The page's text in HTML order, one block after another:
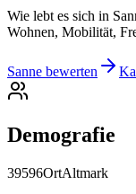
Wie lebt es sich in
Wohnen, Mobilität,
Sanne bewerten
Demografie
39596OrtAltmark